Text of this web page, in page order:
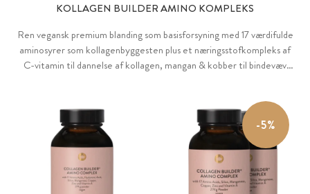
KOLLAGEN BUILDER AMINO KOMPLEKS
Ren vegansk premium blanding som basisforsyning med 17 værdifulde
aminosyrer som kollagenbyggesten plus et næringsstofkompleks af
C-vitamin til dannelse af kollagen, mangan & kobber til bindevæv
-5%